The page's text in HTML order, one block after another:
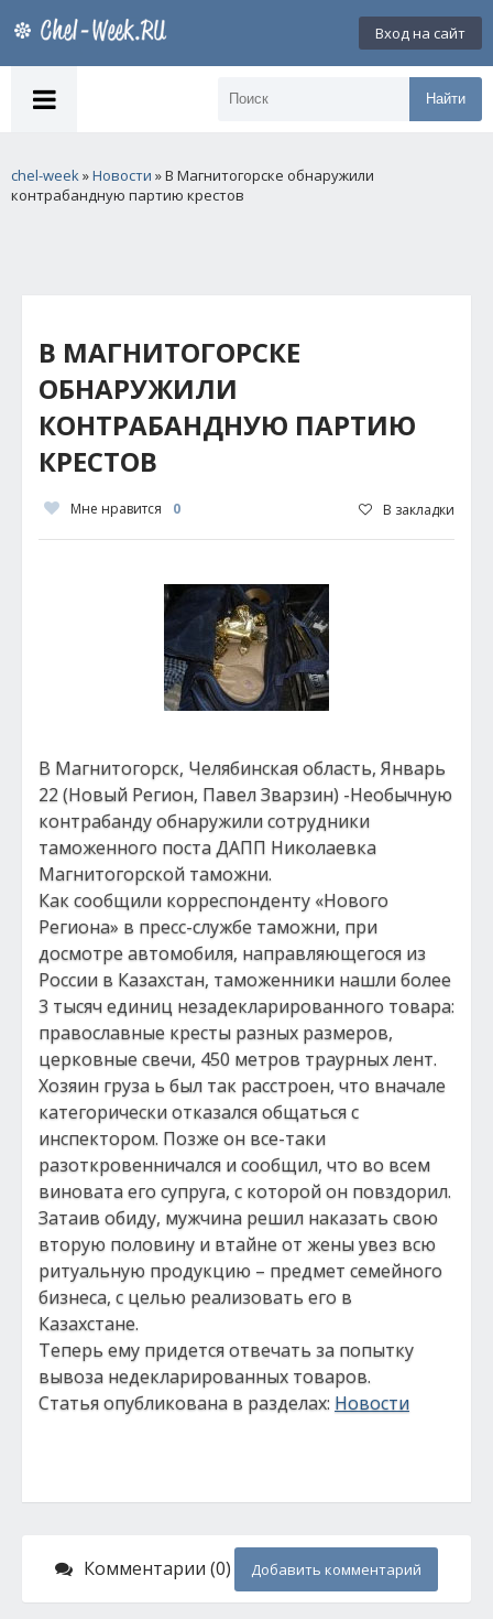
Вход на сайт
Найти
chel-week»Новости » В Магнитогорске обнаружили
контрабандную партию крестов
В МАГНИТОГОРСКЕ
ОБНАРУЖИЛИ
КОНТРАБАНДНУЮ ПАРТИЮ
КРЕСТОВ
Мне нравится 0 В закладки
В Магнитогорск, Челябинская область, Январь
22 (Новый Регион, Павел Зварзин) -Необычную
контрабанду обнаружили сотрудники
таможенного поста ДАПП Николаевка
Магнитогорской таможни.
Как сообщили корреспонденту «Нового
Региона» в пресс-службе таможни, при
досмотре автомобиля, направляющегося из
России в Казахстан, таможенники нашли более
3 тысяч единиц незадекларированного товара:
православные кресты разных размеров,
церковные свечи, 450 метров траурных лент.
Хозяин груза ь был так расстроен, что вначале
категорически отказался общаться с
инспектором. Позже он все-таки
разоткровенничался и сообщил, что во всем
виновата его супруга, с которой он повздорил.
Затаив обиду, мужчина решил наказать свою
вторую половину и втайне от жены увез всю
ритуальную продукцию – предмет семейного
бизнеса, с целью реализовать его в
Казахстане.
Теперь ему придется отвечать за попытку
вывоза недекларированных товаров.
Статья опубликована в разделах: Новости
Комментарии (0) Добавить комментарий